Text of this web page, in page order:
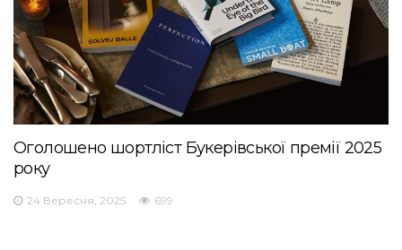
Оголошено шортліст Букерівської премії 2025
року
24 Вересня, 2025 699